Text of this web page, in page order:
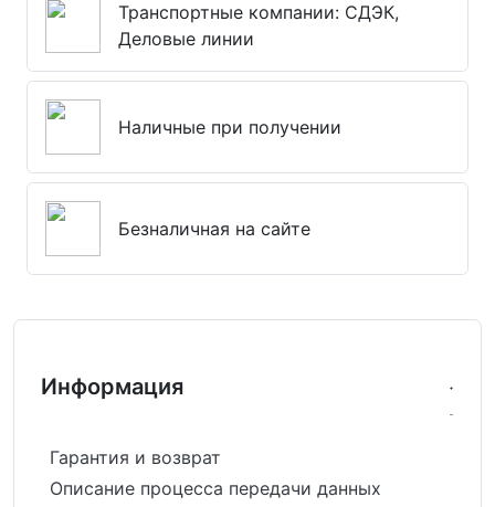
Транспортные компании: СДЭК,
Деловые линии
Наличные при получении
Безналичная на сайте
Информация
Гарантия и возврат
Описание процесса передачи данных